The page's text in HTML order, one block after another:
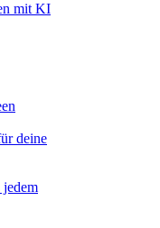
mit KI
deine
jedem